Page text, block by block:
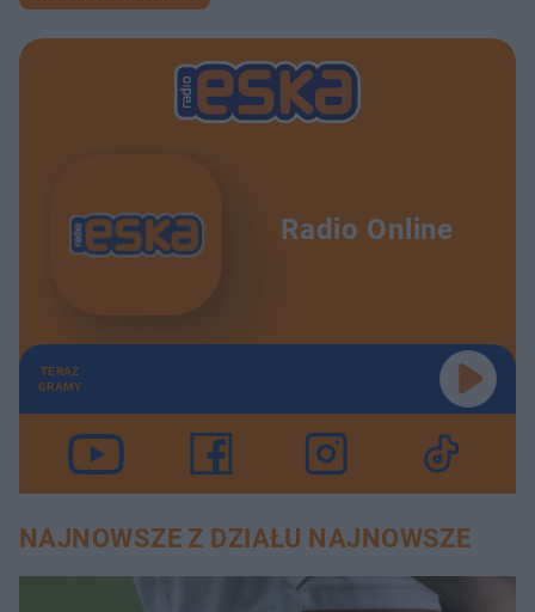
Radio Online
TERAZ
GRAMY
NAJNOWSZE Z DZIAŁU NAJNOWSZE